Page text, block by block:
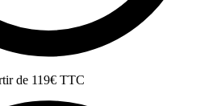
de 119€ TTC